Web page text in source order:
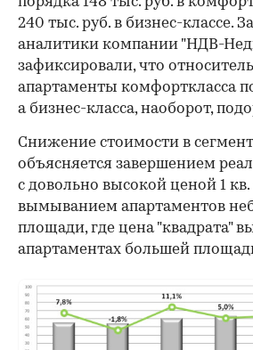
240 тыс. руб. в бизнес-классе.
аналитики компании "НДВ-
зафиксировали, что
апартаменты комфорткласса
а бизнес-класса, наоборот,
Снижение стоимости в
объясняется завершением
с довольно высокой ценой 1
вымыванием апартаментов
площади, где цена "квадрата"
апартаментах большей